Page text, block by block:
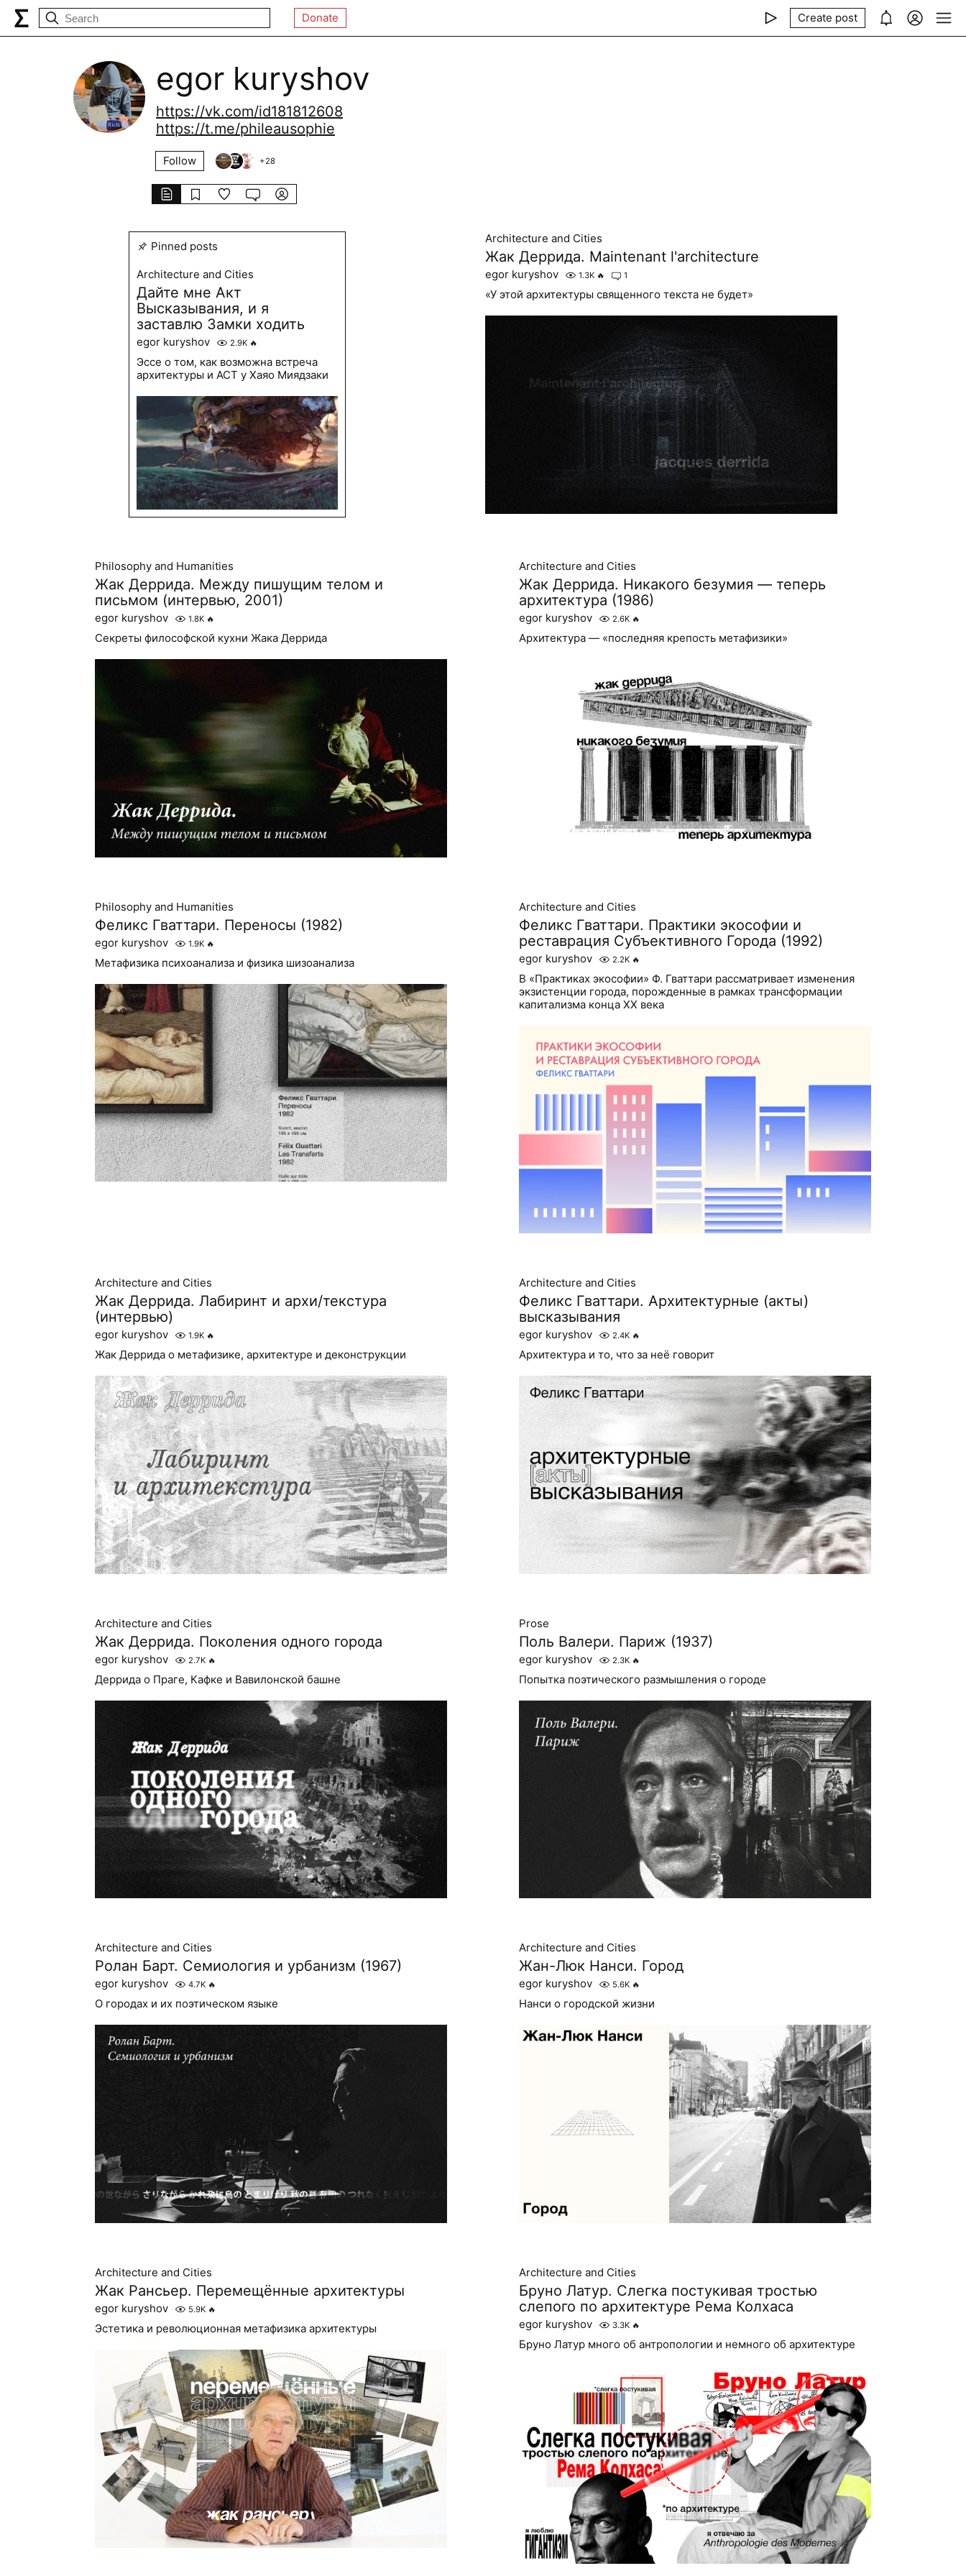
Donate Create post
egor kuryshov
https://vk.com/id181812608
https://t.me/phileausophie
Follow +28
Pinned posts
Architecture and Cities
Дайте мне Акт
Высказывания, и я
заставлю Замки ходить
egor kuryshov 2.9K 🔥
Эссе о том, как возможна встреча
архитектуры и АСТ у Хаяо Миядзаки
Architecture and Cities
Жак Деррида. Maintenant l'architecture
egor kuryshov 1.3K 🔥 1
«У этой архитектуры священного текста не будет»
Philosophy and Humanities
Жак Деррида. Между пишущим телом и
письмом (интервью, 2001)
egor kuryshov 1.8K 🔥
Секреты философской кухни Жака Деррида
Architecture and Cities
Жак Деррида. Никакого безумия — теперь
архитектура (1986)
egor kuryshov 2.6K 🔥
Архитектура — «последняя крепость метафизики»
Philosophy and Humanities
Феликс Гваттари. Переносы (1982)
egor kuryshov 1.9K 🔥
Метафизика психоанализа и физика шизоанализа
Architecture and Cities
Феликс Гваттари. Практики экософии и
реставрация Субъективного Города (1992)
egor kuryshov 2.2K 🔥
В «Практиках экософии» Ф. Гваттари рассматривает изменения
экзистенции города, порожденные в рамках трансформации
капитализма конца XX века
Architecture and Cities
Жак Деррида. Лабиринт и архи/текстура
(интервью)
egor kuryshov 1.9K 🔥
Жак Деррида о метафизике, архитектуре и деконструкции
Architecture and Cities
Феликс Гваттари. Архитектурные (акты)
высказывания
egor kuryshov 2.4K 🔥
Архитектура и то, что за неё говорит
Architecture and Cities
Жак Деррида. Поколения одного города
egor kuryshov 2.7K 🔥
Деррида о Праге, Кафке и Вавилонской башне
Prose
Поль Валери. Париж (1937)
egor kuryshov 2.3K 🔥
Попытка поэтического размышления о городе
Architecture and Cities
Ролан Барт. Семиология и урбанизм (1967)
egor kuryshov 4.7K 🔥
О городах и их поэтическом языке
Architecture and Cities
Жан-Люк Нанси. Город
egor kuryshov 5.6K 🔥
Нанси о городской жизни
Architecture and Cities
Жак Рансьер. Перемещённые архитектуры
egor kuryshov 5.9K 🔥
Эстетика и революционная метафизика архитектуры
Architecture and Cities
Бруно Латур. Слегка постукивая тростью
слепого по архитектуре Рема Колхаса
egor kuryshov 3.3K 🔥
Бруно Латур много об антропологии и немного об архитектуре